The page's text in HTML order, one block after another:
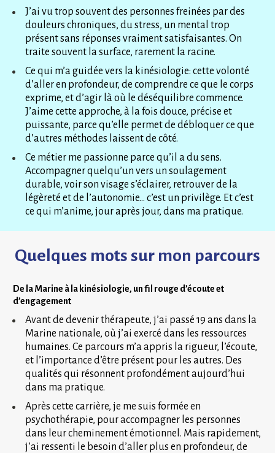
J’ai vu trop souvent des personnes freinées par des
douleurs chroniques, du stress, un mental trop
présent sans réponses vraiment satisfaisantes. On
traite souvent la surface, rarement la racine.
Ce qui m’a guidée vers la kinésiologie: cette volonté
d’aller en profondeur, de comprendre ce que le corps
exprime, et d’agir là où le déséquilibre commence.
J’aime cette approche, à la fois douce, précise et
puissante, parce qu’elle permet de débloquer ce que
d’autres méthodes laissent de côté.
Ce métier me passionne parce qu’il a du sens.
Accompagner quelqu’un vers un soulagement
durable, voir son visage s’éclairer, retrouver de la
légèreté et de l’autonomie… c’est un privilège. Et c’est
ce qui m’anime, jour après jour, dans ma pratique.
Quelques mots sur mon parcours
De la Marine à la kinésiologie, un fil rouge d’écoute et
d’engagement
Avant de devenir thérapeute, j’ai passé 19 ans dans la
Marine nationale, où j’ai exercé dans les ressources
humaines. Ce parcours m’a appris la rigueur, l’écoute,
et l’importance d’être présent pour les autres. Des
qualités qui résonnent profondément aujourd’hui
dans ma pratique.
Après cette carrière, je me suis formée en
psychothérapie, pour accompagner les personnes
dans leur cheminement émotionnel. Mais rapidement,
j’ai ressenti le besoin d’aller plus en profondeur, de